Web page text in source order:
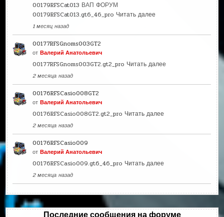
00179RFSCat013 ВАП ФОРУМ
00179RFSCat013.gt6_46_pro Читать далее
1 месяц назад
00177RFSGnoms003GT2
отВалерий Анатольевич
00177RFSGnoms003GT2.gt2_pro Читать далее
2 месяца назад
00176RFSCasio008GT2
отВалерий Анатольевич
00176RFSCasio008GT2.gt2_pro Читать далее
2 месяца назад
00176RFSCasio009
отВалерий Анатольевич
00176RFSCasio009.gt6_46_pro Читать далее
2 месяца назад